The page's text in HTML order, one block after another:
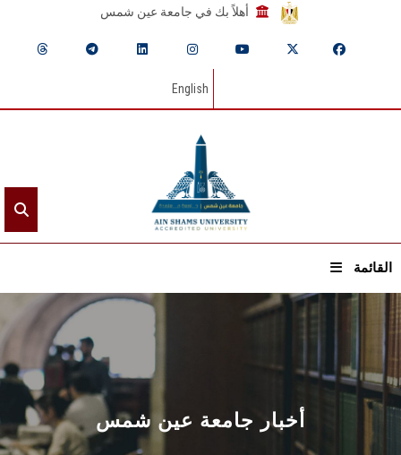
أهلاً بك في جامعة عين شمس
English
القائمة
الرئيسيـة
عن الجامعة
القطاعـات أخبار جامعة عين شمس